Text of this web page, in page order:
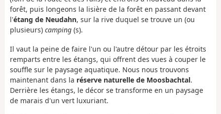
forêt, puis longeons la lisière de la forêt en passant devant
l'étang de Neudahn, sur la rive duquel se trouve un (ou
plusieurs) camping (s).
Il vaut la peine de faire l'un ou l'autre détour par les étroits
remparts entre les étangs, qui offrent des vues à couper le
souffle sur le paysage aquatique. Nous nous trouvons
maintenant dans la réserve naturelle de Moosbachtal.
Derrière les étangs, le décor se transforme en un paysage
de marais d'un vert luxuriant.